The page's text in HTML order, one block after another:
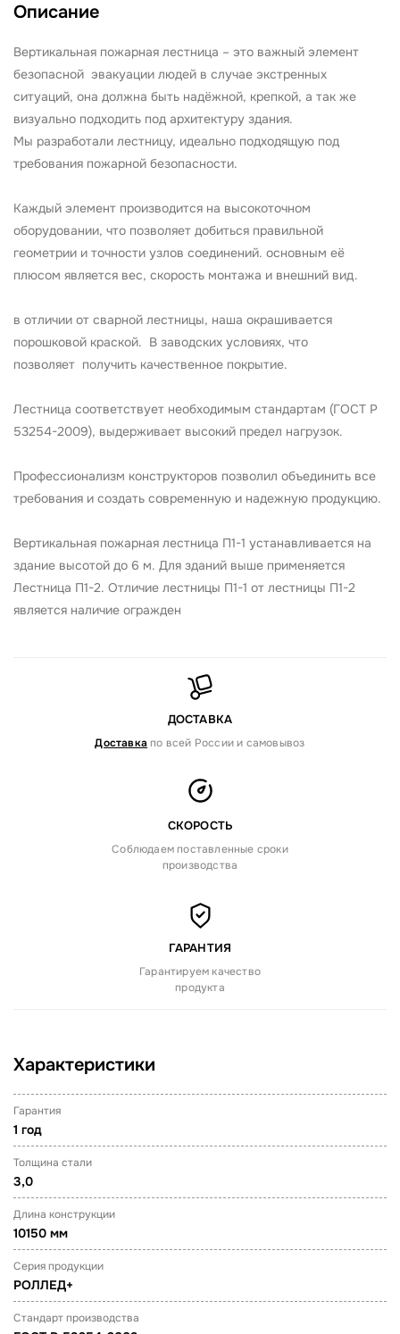
Описание
Вертикальная пожарная лестница – это важный элемент
безопасной эвакуации людей в случае экстренных
ситуаций, она должна быть надёжной, крепкой, а так же
визуально подходить под архитектуру здания.
Мы разработали лестницу, идеально подходящую под
требования пожарной безопасности.
Каждый элемент производится на высокоточном
оборудовании, что позволяет добиться правильной
геометрии и точности узлов соединений. основным её
плюсом является вес, скорость монтажа и внешний вид.
в отличии от сварной лестницы, наша окрашивается
порошковой краской. В заводских условиях, что
позволяет получить качественное покрытие.
Лестница соответствует необходимым стандартам (ГОСТ Р
53254-2009), выдерживает высокий предел нагрузок.
Профессионализм конструкторов позволил объединить все
требования и создать современную и надежную продукцию.
Вертикальная пожарная лестница П1-1 устанавливается на
здание высотой до 6 м. Для зданий выше применяется
Лестница П1-2. Отличие лестницы П1-1 от лестницы П1-2
является наличие огражден
ДОСТАВКА
Доставка по всей России и самовывоз
СКОРОСТЬ
Соблюдаем поставленные сроки
производства
ГАРАНТИЯ
Гарантируем качество
продукта
Характеристики
Гарантия
1 год
Толщина стали
3,0
Длина конструкции
10150 мм
Серия продукции
РОЛЛЕД+
Стандарт производства